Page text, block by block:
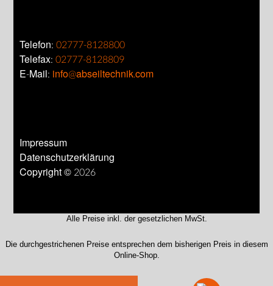
Telefon:02777-8128800
Telefax:02777-8128809
E-Mail: info@abseiltechnik.com
Impressum
Datenschutzerklärung
Copyright © 2026
Alle Preise inkl. der gesetzlichen MwSt.
Die durchgestrichenen Preise entsprechen dem bisherigen Preis in diesem
Online-Shop.